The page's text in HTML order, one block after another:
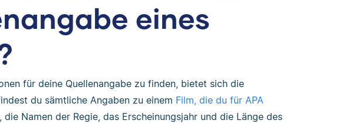
eines
für deine Quellenangabe zu finden, bietet sich die
du sämtliche Angaben zu einem Film, die du für APA
die Namen der Regie, das Erscheinungsjahr und die Länge des